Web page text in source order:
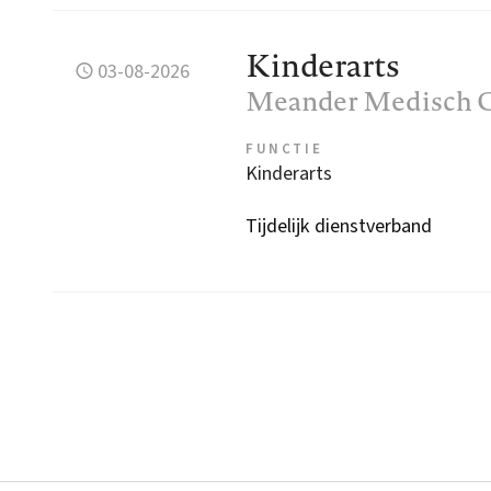
03-08-2026 Kinderarts
Meander Medisch
FUNCTIE
Kinderarts
Tijdelijk dienstverband